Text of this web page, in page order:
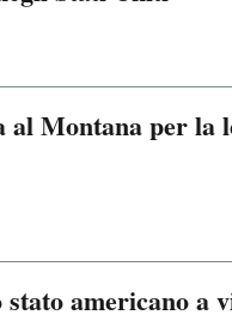
Montana per la
americano a